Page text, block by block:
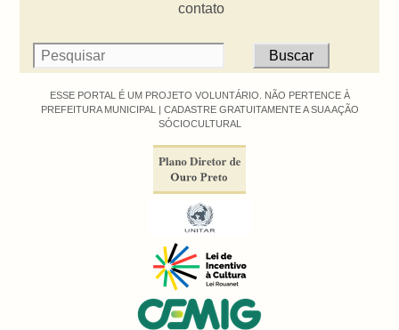
contato
ESSE PORTAL É UM PROJETO VOLUNTÁRIO. NÃO PERTENCE À
PREFEITURA MUNICIPAL | CADASTRE GRATUITAMENTE A SUA AÇÃO
SÓCIOCULTURAL